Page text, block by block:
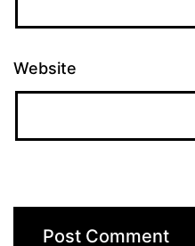
Website